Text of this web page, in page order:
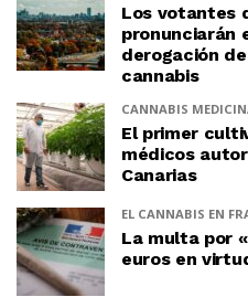
Los votantes
pronunciarán
derogación
cannabis
CANNABIS
El primer
médicos
Canarias
EL CANNABIS EN
La multa por
euros en